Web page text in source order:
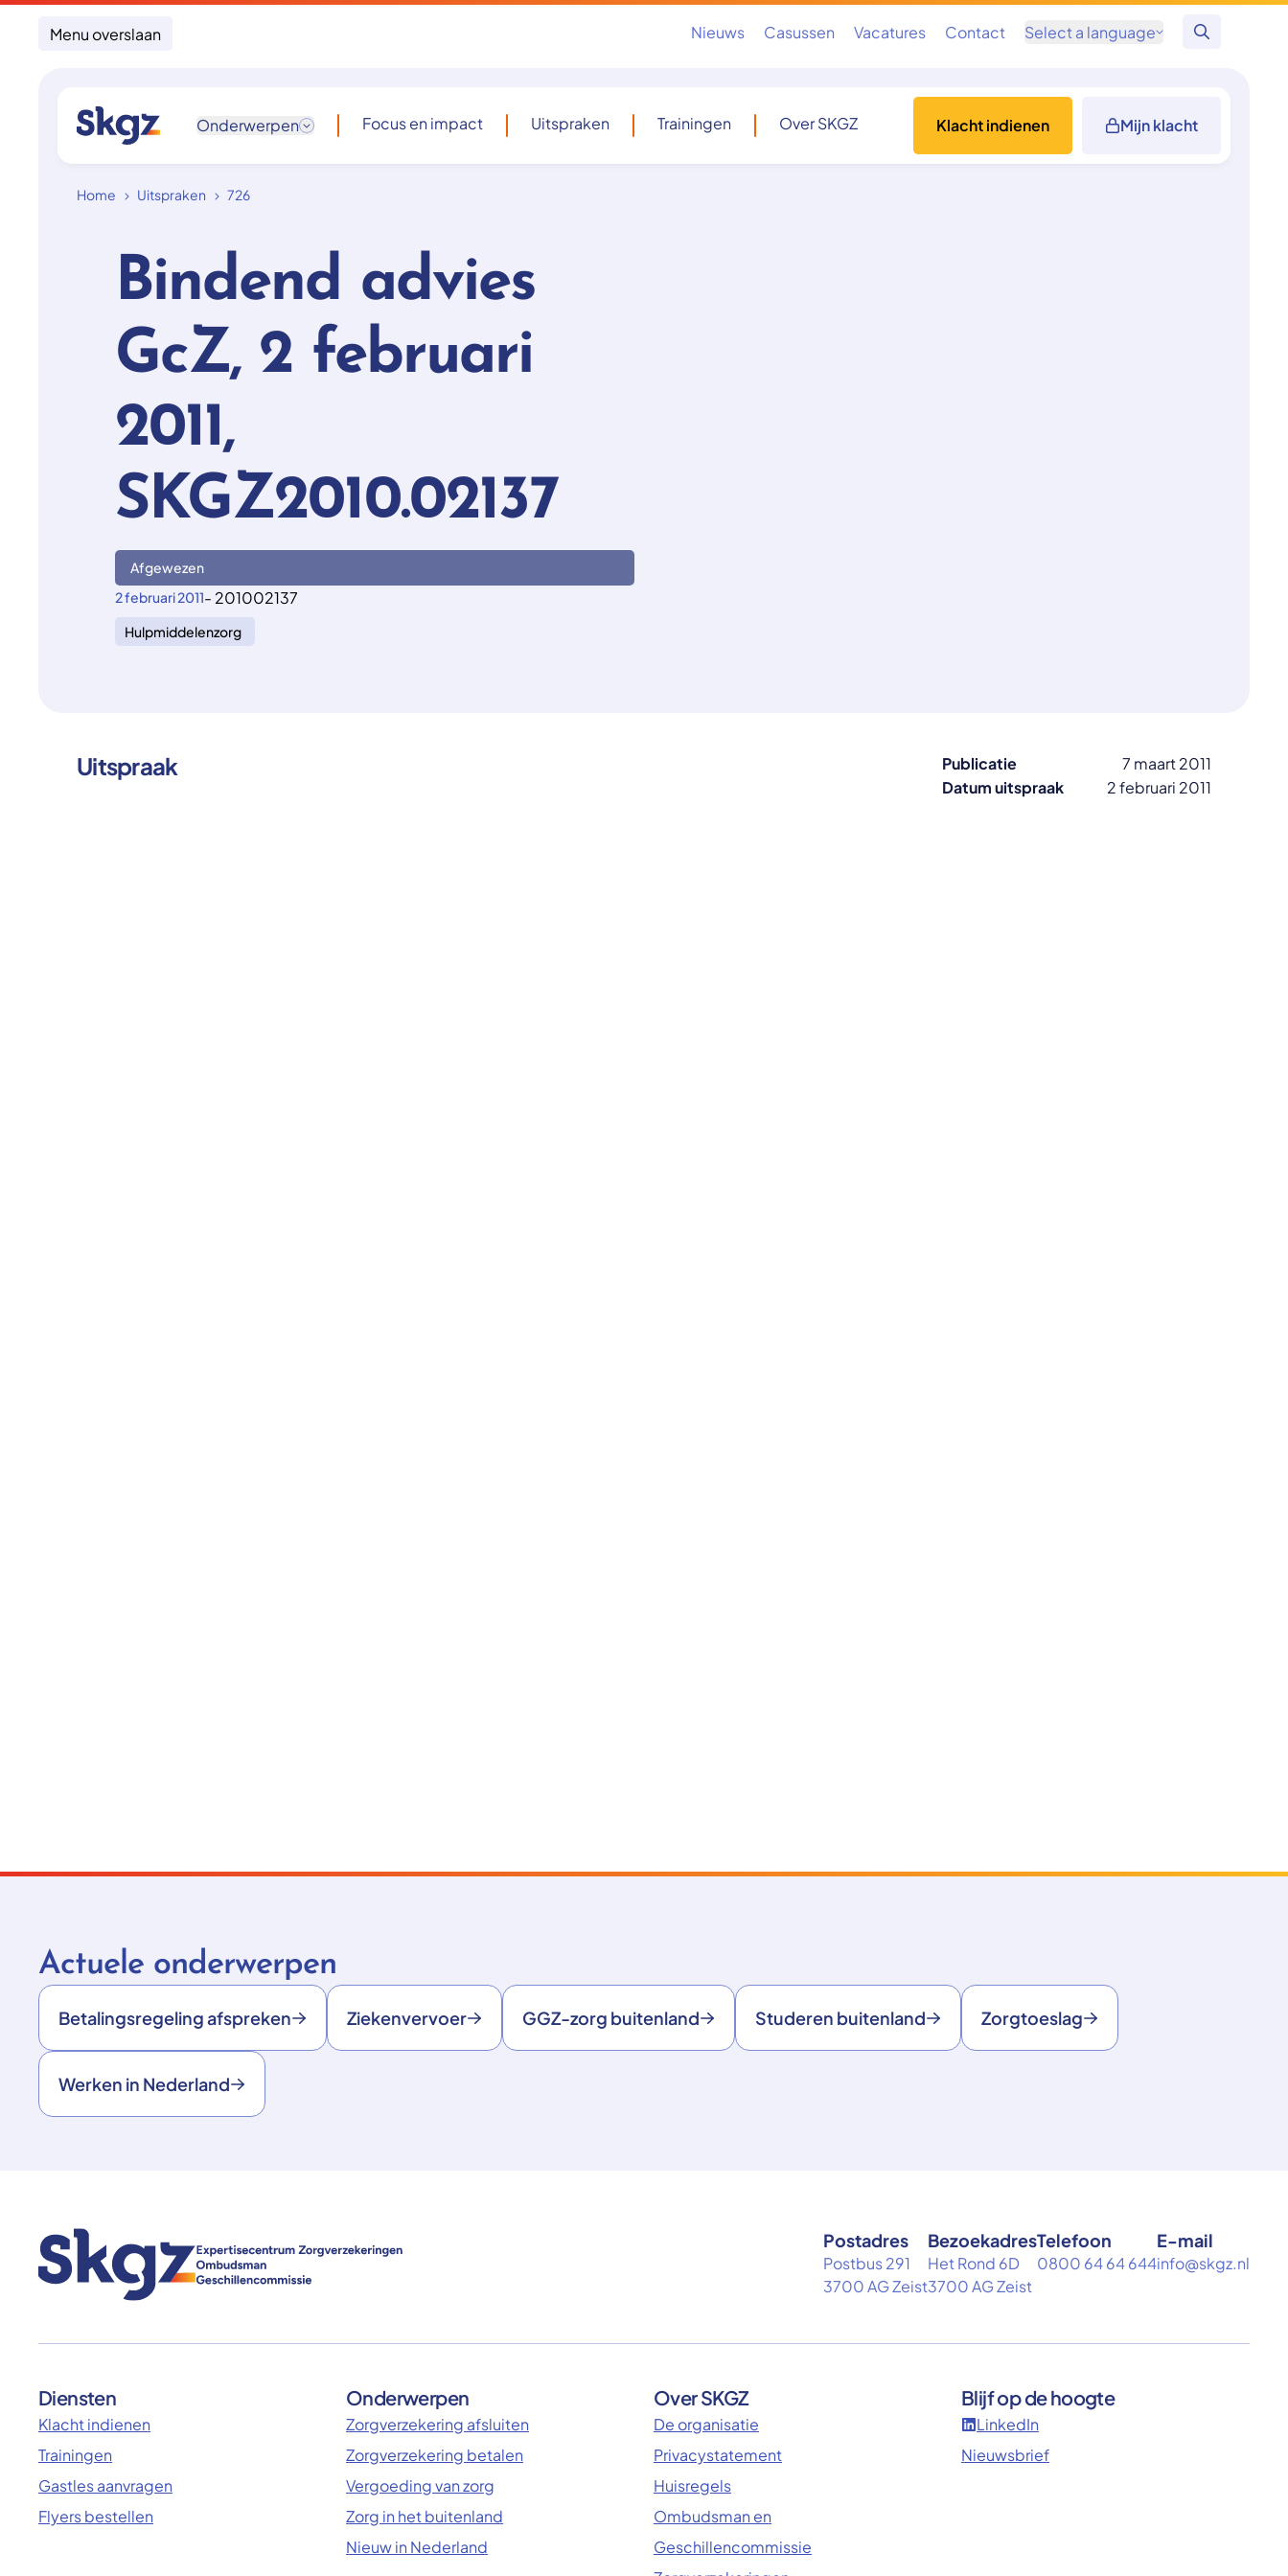
Menu overslaan Nieuws Casussen Vacatures Contact Select a language
Zoeken
Onderwerpen Focus en impact Uitspraken Trainingen Over SKGZ Klacht indienen Mijn klacht
Home Uitspraken 726
Bindend advies
GcZ, 2 februari
2011,
SKGZ2010.02137
Afgewezen
2 februari 2011- 201002137
Hulpmiddelenzorg
Uitspraak Publicatie
7 maart 2011
Datum uitspraak
2 februari 2011
Actuele onderwerpen
Betalingsregeling afspreken Ziekenvervoer GGZ-zorg buitenland Studeren buitenland Zorgtoeslag
Werken in Nederland
Postadres
Postbus 291
3700 AG Zeist
Bezoekadres
Het Rond 6D
3700 AG Zeist
Telefoon
0800 64 64 644
E-mail
info@skgz.nl
Diensten
Klacht indienen
Trainingen
Gastles aanvragen
Flyers bestellen
Onderwerpen
Zorgverzekering afsluiten
Zorgverzekering betalen
Vergoeding van zorg
Zorg in het buitenland
Nieuw in Nederland
Over SKGZ
De organisatie
Privacystatement
Huisregels
Ombudsman en
Geschillencommissie
Blijf op de hoogte
LinkedIn
Nieuwsbrief